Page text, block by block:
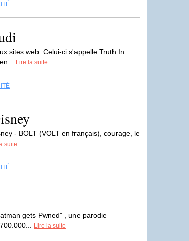
sites web. Celui-ci s'appelle Truth In
Lire la suite
- BOLT (VOLT en français), courage, le
suite
gets Pwned" , une parodie
Lire la suite